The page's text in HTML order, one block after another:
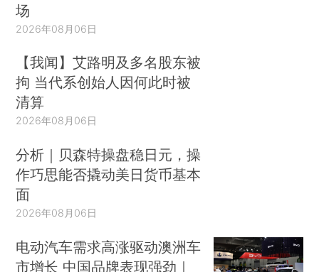
场
2026年08月06日
【我闻】艾路明及多名股东被
拘 当代系创始人因何此时被
清算
2026年08月06日
分析｜贝森特操盘稳日元，操
作巧思能否撬动美日货币基本
面
2026年08月06日
电动汽车需求高涨驱动澳洲车
市增长 中国品牌表现强劲｜